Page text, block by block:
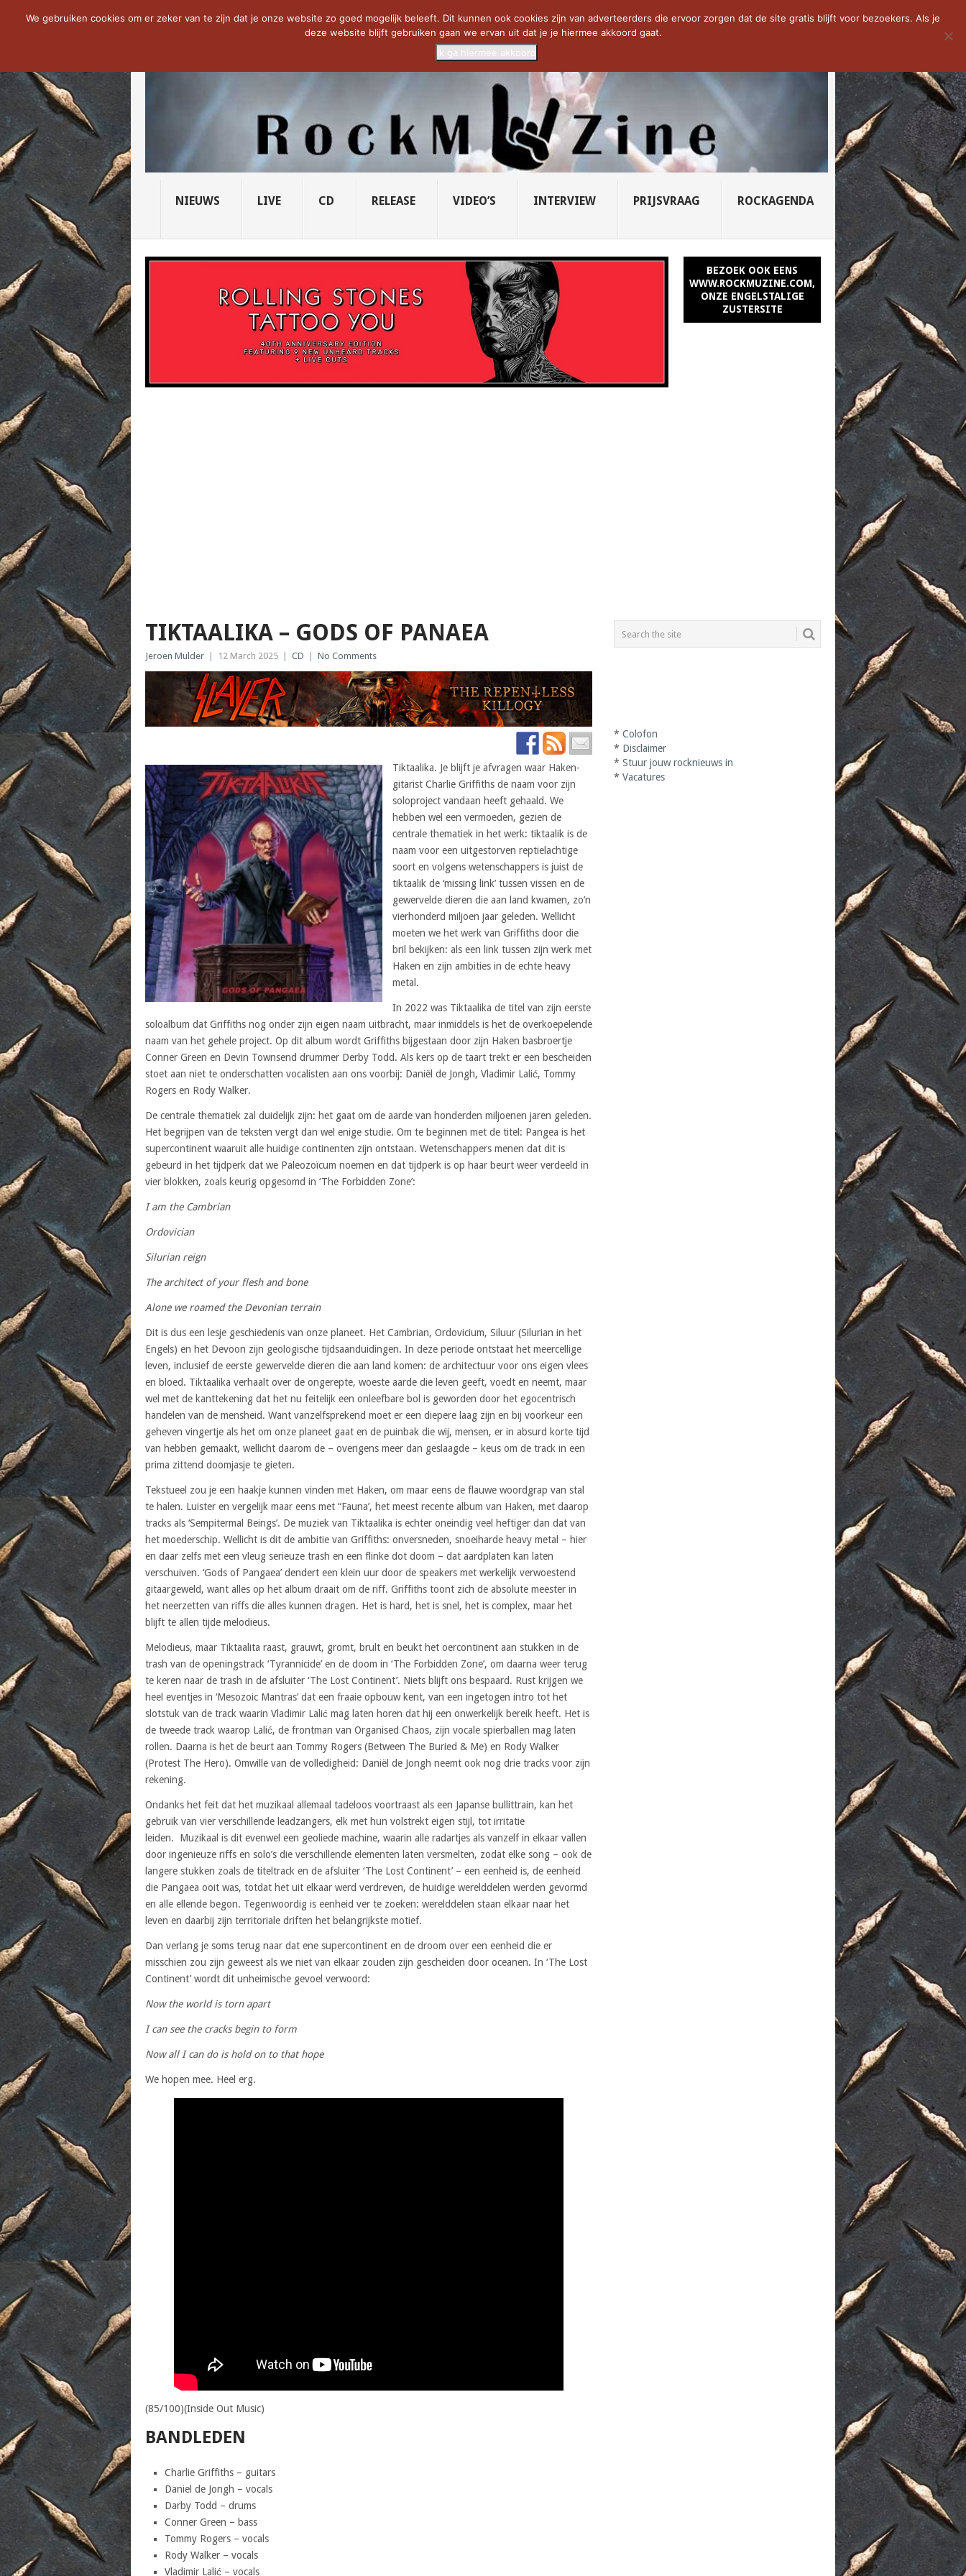
NOW TRENDING: THE VICIOUS HEAD SOCIETY... PRIDE OF LIONS – U... SAVATAGE KOMT TERUG IN 0... CD VAN DE WEEK: SLEEPING...
NIEUWS LIVE CD RELEASE VIDEO’S INTERVIEW PRIJSVRAAG ROCKAGENDA
BEZOEK OOK EENS
WWW.ROCKMUZINE.COM,
ONZE ENGELSTALIGE
ZUSTERSITE
TIKTAALIKA – GODS OF PANAEA
Jeroen Mulder 12 March 2025 CD No Comments
Tiktaalika. Je blijft je afvragen waar Haken-
gitarist Charlie Griffiths de naam voor zijn
soloproject vandaan heeft gehaald. We
hebben wel een vermoeden, gezien de
centrale thematiek in het werk: tiktaalik is de
naam voor een uitgestorven reptielachtige
soort en volgens wetenschappers is juist de
tiktaalik de ‘missing link’ tussen vissen en de
gewervelde dieren die aan land kwamen, zo’n
vierhonderd miljoen jaar geleden. Wellicht
moeten we het werk van Griffiths door die
bril bekijken: als een link tussen zijn werk met
Haken en zijn ambities in de echte heavy
metal.
In 2022 was Tiktaalika de titel van zijn eerste
soloalbum dat Griffiths nog onder zijn eigen naam uitbracht, maar inmiddels is het de overkoepelende
naam van het gehele project. Op dit album wordt Griffiths bijgestaan door zijn Haken basbroertje
Conner Green en Devin Townsend drummer Derby Todd. Als kers op de taart trekt er een bescheiden
stoet aan niet te onderschatten vocalisten aan ons voorbij: Daniël de Jongh, Vladimir Lalić, Tommy
Rogers en Rody Walker.
De centrale thematiek zal duidelijk zijn: het gaat om de aarde van honderden miljoenen jaren geleden.
Het begrijpen van de teksten vergt dan wel enige studie. Om te beginnen met de titel: Pangea is het
supercontinent waaruit alle huidige continenten zijn ontstaan. Wetenschappers menen dat dit is
gebeurd in het tijdperk dat we Paleozoïcum noemen en dat tijdperk is op haar beurt weer verdeeld in
vier blokken, zoals keurig opgesomd in ‘The Forbidden Zone’:
I am the Cambrian
Ordovician
Silurian reign
The architect of your flesh and bone
Alone we roamed the Devonian terrain
Dit is dus een lesje geschiedenis van onze planeet. Het Cambrian, Ordovicium, Siluur (Silurian in het
Engels) en het Devoon zijn geologische tijdsaanduidingen. In deze periode ontstaat het meercellige
leven, inclusief de eerste gewervelde dieren die aan land komen: de architectuur voor ons eigen vlees
en bloed. Tiktaalika verhaalt over de ongerepte, woeste aarde die leven geeft, voedt en neemt, maar
wel met de kanttekening dat het nu feitelijk een onleefbare bol is geworden door het egocentrisch
handelen van de mensheid. Want vanzelfsprekend moet er een diepere laag zijn en bij voorkeur een
geheven vingertje als het om onze planeet gaat en de puinbak die wij, mensen, er in absurd korte tijd
van hebben gemaakt, wellicht daarom de – overigens meer dan geslaagde – keus om de track in een
prima zittend doomjasje te gieten.
Tekstueel zou je een haakje kunnen vinden met Haken, om maar eens de flauwe woordgrap van stal
te halen. Luister en vergelijk maar eens met “Fauna’, het meest recente album van Haken, met daarop
tracks als ‘Sempitermal Beings’. De muziek van Tiktaalika is echter oneindig veel heftiger dan dat van
het moederschip. Wellicht is dit de ambitie van Griffiths: onversneden, snoeiharde heavy metal – hier
en daar zelfs met een vleug serieuze trash en een flinke dot doom – dat aardplaten kan laten
verschuiven. ‘Gods of Pangaea’ dendert een klein uur door de speakers met werkelijk verwoestend
gitaargeweld, want alles op het album draait om de riff. Griffiths toont zich de absolute meester in
het neerzetten van riffs die alles kunnen dragen. Het is hard, het is snel, het is complex, maar het
blijft te allen tijde melodieus.
Melodieus, maar Tiktaalita raast, grauwt, gromt, brult en beukt het oercontinent aan stukken in de
trash van de openingstrack ‘Tyrannicide’ en de doom in ‘The Forbidden Zone’, om daarna weer terug
te keren naar de trash in de afsluiter ‘The Lost Continent’. Niets blijft ons bespaard. Rust krijgen we
heel eventjes in ‘Mesozoic Mantras’ dat een fraaie opbouw kent, van een ingetogen intro tot het
slotstuk van de track waarin Vladimir Lalić mag laten horen dat hij een onwerkelijk bereik heeft. Het is
de tweede track waarop Lalić, de frontman van Organised Chaos, zijn vocale spierballen mag laten
rollen. Daarna is het de beurt aan Tommy Rogers (Between The Buried & Me) en Rody Walker
(Protest The Hero). Omwille van de volledigheid: Daniël de Jongh neemt ook nog drie tracks voor zijn
rekening.
Ondanks het feit dat het muzikaal allemaal tadeloos voortraast als een Japanse bullittrain, kan het
gebruik van vier verschillende leadzangers, elk met hun volstrekt eigen stijl, tot irritatie
leiden. Muzikaal is dit evenwel een geoliede machine, waarin alle radartjes als vanzelf in elkaar vallen
door ingenieuze riffs en solo’s die verschillende elementen laten versmelten, zodat elke song – ook de
langere stukken zoals de titeltrack en de afsluiter ‘The Lost Continent’ – een eenheid is, de eenheid
die Pangaea ooit was, totdat het uit elkaar werd verdreven, de huidige werelddelen werden gevormd
en alle ellende begon. Tegenwoordig is eenheid ver te zoeken: werelddelen staan elkaar naar het
leven en daarbij zijn territoriale driften het belangrijkste motief.
Dan verlang je soms terug naar dat ene supercontinent en de droom over een eenheid die er
misschien zou zijn geweest als we niet van elkaar zouden zijn gescheiden door oceanen. In ‘The Lost
Continent’ wordt dit unheimische gevoel verwoord:
Now the world is torn apart
I can see the cracks begin to form
Now all I can do is hold on to that hope
We hopen mee. Heel erg.
(85/100)(Inside Out Music)
BANDLEDEN
Charlie Griffiths – guitars
Daniel de Jongh – vocals
Darby Todd – drums
Conner Green – bass
Tommy Rogers – vocals
Rody Walker – vocals
Vladimir Lalić – vocals
*Colofon
* Disclaimer
*Stuur jouw rocknieuws in
*Vacatures
We gebruiken cookies om er zeker van te zijn dat je onze website zo goed mogelijk beleeft. Dit kunnen ook cookies zijn van adverteerders die ervoor zorgen dat de site gratis blijft voor bezoekers. Als je
deze website blijft gebruiken gaan we ervan uit dat je je hiermee akkoord gaat.
Ik ga hiermee akkoord